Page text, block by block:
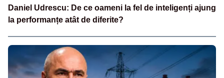
Daniel Udrescu: De ce oameni la fel de inteligenți ajung
la performanțe atât de diferite?